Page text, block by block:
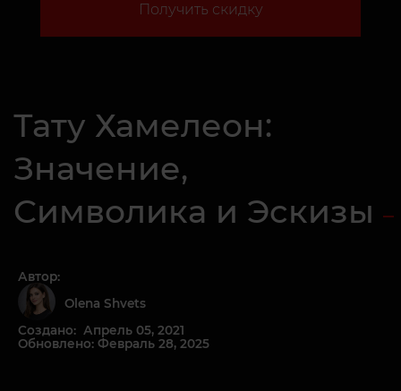
Получить скидку
Тату Хамелеон:
Значение,
Символика и Эскизы
Автор:
Olena Shvets
Создано: Апрель 05, 2021
Обновлено: Февраль 28, 2025